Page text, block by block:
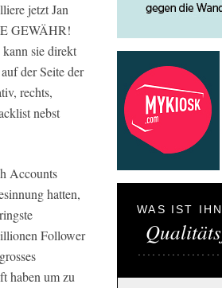
jetzt Jan
GEWÄHR!
sie direkt
der Seite der
rechts,
nebst
Accounts
hatten,
Follower
haben um zu
WAS IST